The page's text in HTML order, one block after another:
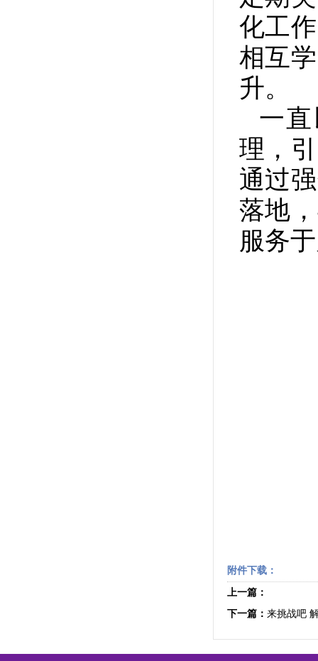
化工
相互
升。
一
理，
通过
落地
服务
附件下载：
上一篇：
下一篇： 来挑战吧